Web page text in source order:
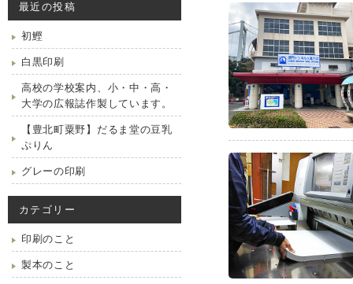
最近の投稿
初鰹
白黒印刷
高校の学校案内、小・中・高・
大学の広報誌作製しています。
【豊北町粟野】だるま堂の豆乳
ぷりん
グレーの印刷
カテゴリー
印刷のこと
製本のこと